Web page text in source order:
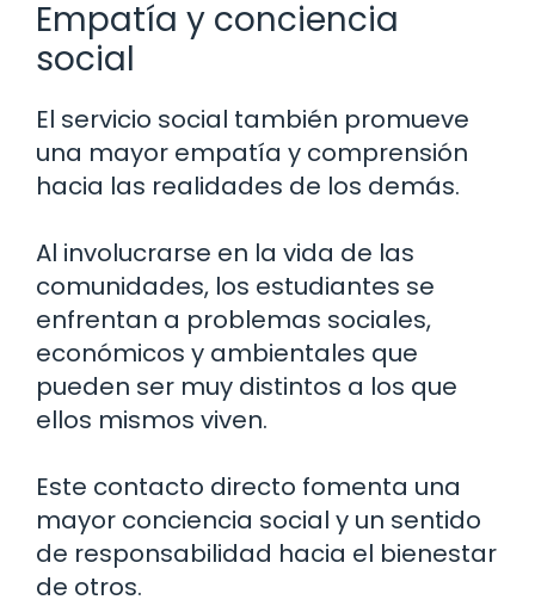
Empatía y conciencia
social
El servicio social también promueve
una mayor empatía y comprensión
hacia las realidades de los demás.
Al involucrarse en la vida de las
comunidades, los estudiantes se
enfrentan a problemas sociales,
económicos y ambientales que
pueden ser muy distintos a los que
ellos mismos viven.
Este contacto directo fomenta una
mayor conciencia social y un sentido
de responsabilidad hacia el bienestar
de otros.